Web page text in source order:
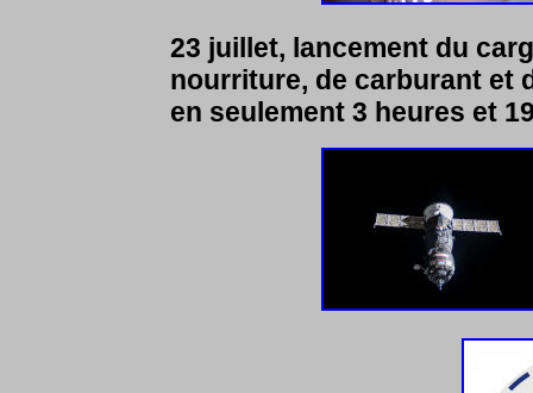
23 juillet, lancement du
nourriture, de carburant et
en seulement 3 heures et